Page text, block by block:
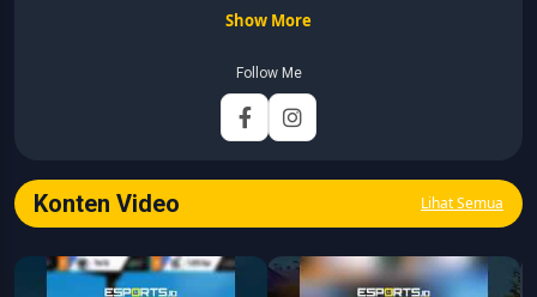
menggabungkan kemampuan analisis dengan pengalaman
pernah menangani berbagai peran, mulai dari reporter, editor,
marketing, business development, hingga Editor in Chief.
Fokus utamanya adalah menghadirkan tulisan yang
informatif, mendalam, dan mudah dipahami, khususnya
Show More
Follow Me
Konten Video Lihat Semua